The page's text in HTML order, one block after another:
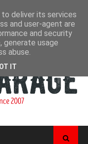
deliver its services
and user-agent are
and security
generate usage
abuse.
IT